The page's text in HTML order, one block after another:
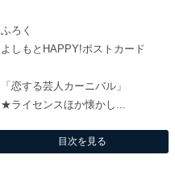
ふろく
よしもとHAPPY!ポストカード
「恋する芸人カーニバル」
★ライセンスほか懐かし...
目次を見る